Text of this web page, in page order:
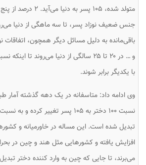
متولد شده، ۱۰۵ پسر به
جنس ضعیف نوزاد پسر، تا سه ماهگی از دنیا
باقی‌مانده به دلیل مسائل دیگر همچون،
و … در ۲۰ تا ۲۵ سالگی از دنیا می‌روند تا
با یکدیگر برابر شوند.
وی ادامه داد: متاسفانه در یک دهه گذشته آمار
تبدیل شده است. این مساله در خاورمیانه و
افزایش یافته و کشورهایی مثل هند و چین در
می‌برند، تا جایی که چین به وارد کننده دختر